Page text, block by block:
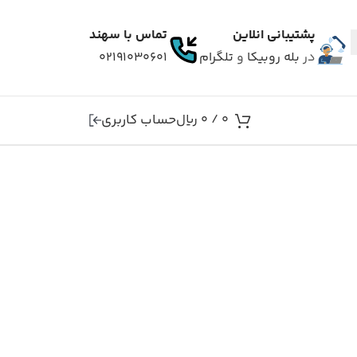
پشتیبانی انلاین
در بله روبیکا و تلگرام
تماس با سهند
۰۲۱۹۱۰۳۰۶۰۱
0
/
0 ریالحساب کاربری